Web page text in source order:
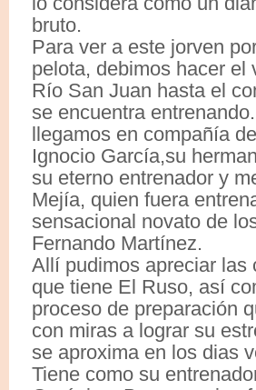
bruto.
Para ver a este jorven
pelota, debimos hacer el
Río San Juan hasta el
se encuentra
llegamos en compañía
Ignocio García,su
su eterno entrenador y
Mejía, quien fuera
sensacional novato de
Fernando Martínez.
Allí pudimos apreciar las
que tiene El Ruso, así
proceso de preparación
con miras a lograr su
se aproxima en los dias
Tiene como su